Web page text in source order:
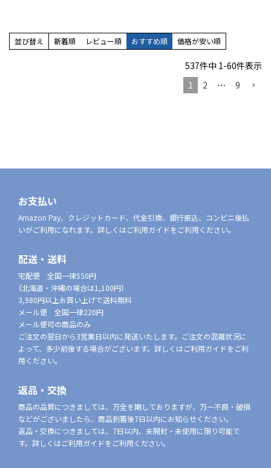
並び替え 新着順 レビュー順 おすすめ順 価格が安い順
537件中 1-60件表示
1
2 … 9
お支払い
Amazon Pay、クレジットカード、代金引換、銀行振込、コンビニ後払
いがご利用になれます。詳しくはご利用ガイドをご利用ください。
配送・送料
宅配便 全国一律550円
（北海道・沖縄の場合は1,100円）
3,980円以上お買い上げで送料無料
メール便 全国一律220円
メール便可の商品のみ
ご注文の翌日から3営業日以内に発送いたします。ご注文の混雑状況に
よって、多少前後する場合がございます。詳しくはご利用ガイドをご利
用ください。
返品・交換
商品の品質につきましては、万全を期しておりますが、万一不良・破損
などがございましたら、商品到着後7日以内にお知らせください。
返品・交換につきましては、7日以内、未開封・未使用に限り可能で
す。詳しくはご利用ガイドをご利用ください。